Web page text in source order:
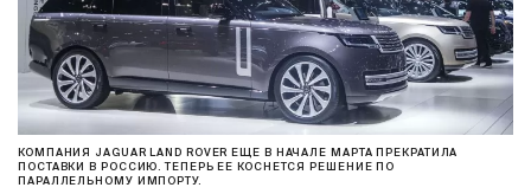
КОМПАНИЯ JAGUAR LAND ROVER ЕЩЕ В НАЧАЛЕ МАРТА ПРЕКРАТИЛА
ПОСТАВКИ В РОССИЮ. ТЕПЕРЬ ЕЕ КОСНЕТСЯ РЕШЕНИЕ ПО
ПАРАЛЛЕЛЬНОМУ ИМПОРТУ.